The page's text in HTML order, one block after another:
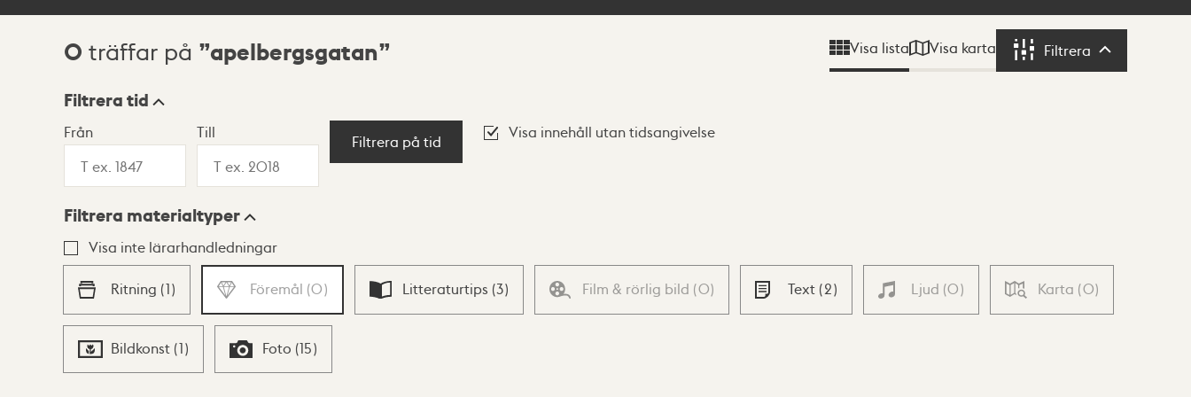
Sökresultat
0 träffar på apelbergsgatan Visa lista Visa karta Filtrera Filtrera
Visningsläge
Lista Karta
Filtrera tid
Från Till
Filtrera på tid
Visa innehåll utan tidsangivelse
Filtrera materialtyper
Visa inte lärarhandledningar
Ritning (1) Föremål (0) Litteraturtips (3) Film & rörlig bild (0) Text (2) Ljud (0) Karta (0)
Bildkonst (1) Foto (15)